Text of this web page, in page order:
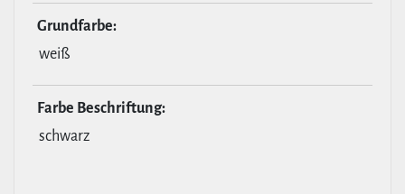
Grund­farbe:
weiß
Farbe Beschrif­tung:
schwarz